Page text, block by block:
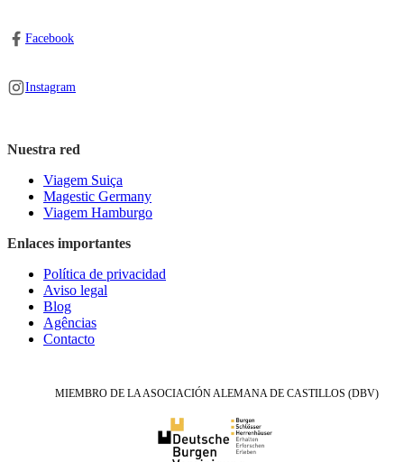
Facebook
Instagram
Nuestra red
Viagem Suiça
Magestic Germany
Viagem Hamburgo
Enlaces importantes
Política de privacidad
Aviso legal
Blog
Agências
Contacto
MIEMBRO DE LA ASOCIACIÓN ALEMANA DE CASTILLOS (DBV)